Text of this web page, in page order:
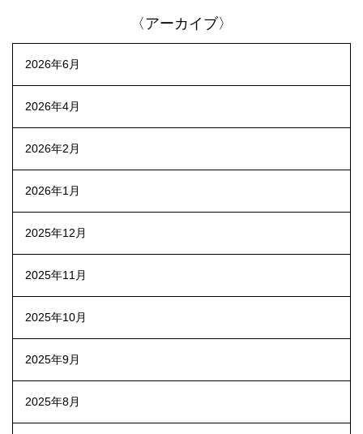
〈アーカイブ〉
2026年6月
2026年4月
2026年2月
2026年1月
2025年12月
2025年11月
2025年10月
2025年9月
2025年8月